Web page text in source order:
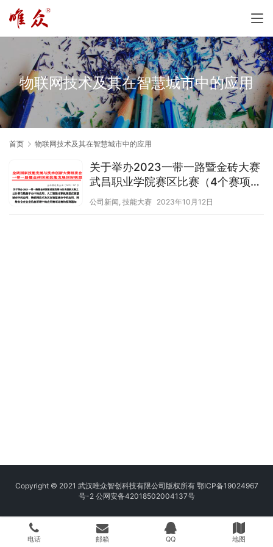
物联网技术及其在智慧城市中的应用
首页 物联网技术及其在智慧城市中的应用
关于举办2023一带一路暨金砖大赛
武昌职业学院赛区比赛（4个赛项）
的报到通知
公司新闻, 技能大赛 2023年10月12日
Copyright © 2021 武汉唯众智创科技有限公司版权所有 鄂ICP备19024967
号-2 公网安备42018502004137号
电话 邮箱 QQ 地图